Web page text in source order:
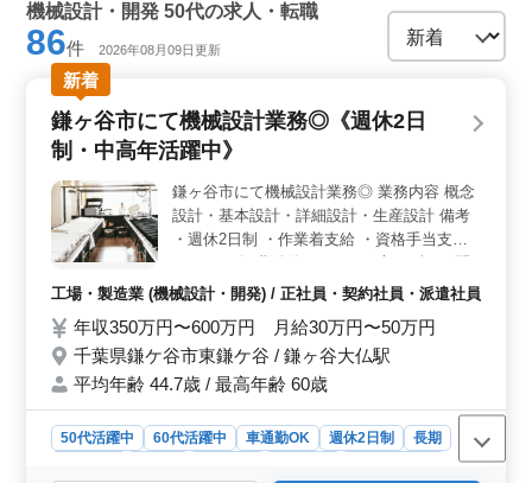
機械設計・開発 50代の求人・転職
86件 2026年08月09日更新
新着
鎌ヶ谷市にて機械設計業務◎《週休2日
制・中高年活躍中》
鎌ヶ谷市にて機械設計業務◎ 業務内容 概念
設計・基本設計・詳細設計・生産設計 備考
・週休2日制 ・作業着支給 ・資格手当支給
い合わせください ご応募お待ちしていおり
工場・製造業 (機械設計・開発) / 正社員・契約社員・派遣社員
年収350万円〜600万円 月給30万円〜50万円
千葉県鎌ケ谷市東鎌ケ谷 / 鎌ヶ谷大仏駅
平均年齢 44.7歳 / 最高年齢 60歳
50代活躍中 60代活躍中 車通勤OK 週休2日制
長期